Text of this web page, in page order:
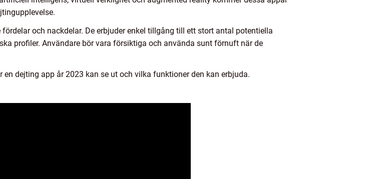
och nackdelar. De erbjuder enkel tillgång till ett stort antal potentiella
profiler. Användare bör vara försiktiga och använda sunt förnuft när de
dejting app år 2023 kan se ut och vilka funktioner den kan erbjuda.